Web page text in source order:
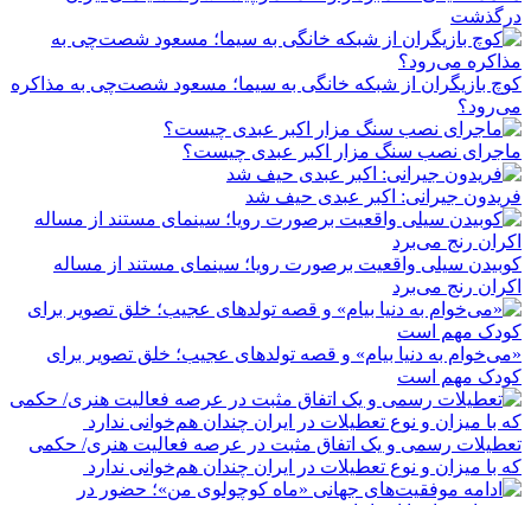
درگذشت
کوچ بازیگران از شبکه خانگی به سیما؛ مسعود شصت‌چی به مذاکره
می‌رود؟
ماجرای نصب سنگ مزار اکبر عبدی چیست؟
فریدون جیرانی: اکبر عبدی حیف شد
کوبیدن سیلی واقعیت برصورت رویا؛ سینمای مستند از مساله
اکران رنج می‌برد
«می‌خوام به دنیا بیام» و قصه تولدهای عجیب؛ خلق تصویر برای
کودک مهم است
تعطیلات رسمی و یک اتفاق مثبت در عرصه فعالیت هنری/ حکمی
که با میزان و نوع تعطیلات در ایران چندان هم‌خوانی ندارد